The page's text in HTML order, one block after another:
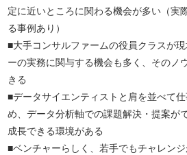
定に近いところに関わる機会が多い（実
る事例あり）
■大手コンサルファームの役員クラスが
ーの実務に関与する機会も多く、そのノ
きる
■データサイエンティストと肩を並べて
め、データ分析軸での課題解決・提案が
成長できる環境がある
■ベンチャーらしく、若手でもチャレン